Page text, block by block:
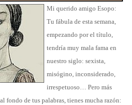
Mi querido amigo Esopo:
Tu fábula de esta semana,
empezando por el título,
tendría muy mala fama en
nuestro siglo: sexista,
misógino, inconsiderado,
irrespetuoso… Pero más
fondo de tus palabras, tienes mucha razón: